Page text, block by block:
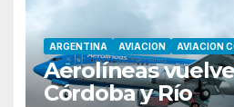
ARGENTINA AVIACION AVIACION
Aerolíneas
Córdoba y Río